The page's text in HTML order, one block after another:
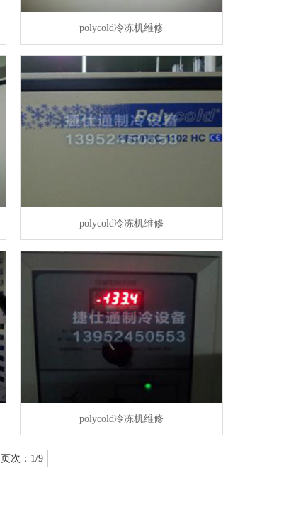
polycold冷冻机维修
polycold冷冻机维修
polycold冷冻机维修
页次：1/9